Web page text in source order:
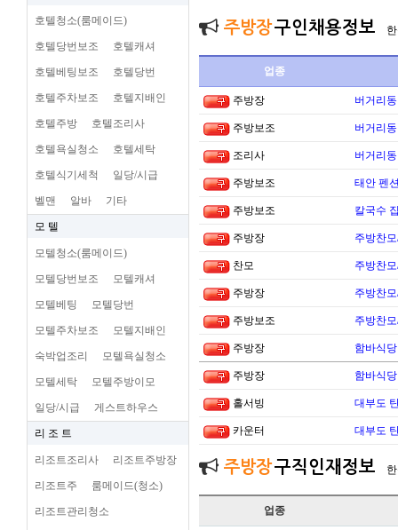
호텔청소(룸메이드)
호텔당번보조 호텔캐셔
호텔베팅보조 호텔당번
호텔주차보조 호텔지배인
호텔주방 호텔조리사
호텔욕실청소 호텔세탁
호텔식기세척 일당/시급
벨맨 알바 기타
모 텔
모텔청소(룸메이드)
모텔당번보조 모텔캐셔
모텔베팅 모텔당번
모텔주차보조 모텔지배인
숙박업조리 모텔욕실청소
모텔세탁 모텔주방이모
일당/시급 게스트하우스
리 조 트
리조트조리사 리조트주방장
리조트주 룸메이드(청소)
리조트관리청소
주방장구인채용정보
업종
주방장 버거리
주방보조 버거리
조리사 버거리
주방보조 태안 펜
주방보조 칼국수
주방장 주방찬
찬모 주방찬
주방장 주방찬
주방보조 주방찬
주방장 함바식
주방장 함바식
홀서빙 대부도
카운터 대부도
주방장구직인재정보
업종